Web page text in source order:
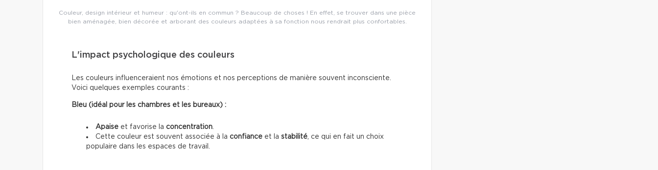
Couleur, design intérieur et humeur : qu'ont-ils en commun ? Beaucoup de choses ! En effet, se trouver dans une pièce
bien aménagée, bien décorée et arborant des couleurs adaptées à sa fonction nous rendrait plus confortables.
L'impact psychologique des couleurs
Les couleurs influenceraient nos émotions et nos perceptions de manière souvent inconsciente.
Voici quelques exemples courants :
Bleu (idéal pour les chambres et les bureaux) :
Apaise et favorise la concentration.
Cette couleur est souvent associée à la confiance et la stabilité, ce qui en fait un choix
populaire dans les espaces de travail.